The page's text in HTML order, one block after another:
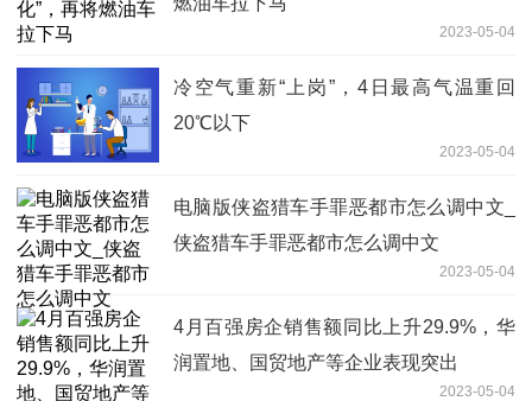
2023-05-04
冷空气重新“上岗”，4日最高气温重回
20℃以下
2023-05-04
电脑版侠盗猎车手罪恶都市怎么调中文_
侠盗猎车手罪恶都市怎么调中文
2023-05-04
4月百强房企销售额同比上升29.9%，华
润置地、国贸地产等企业表现突出
2023-05-04